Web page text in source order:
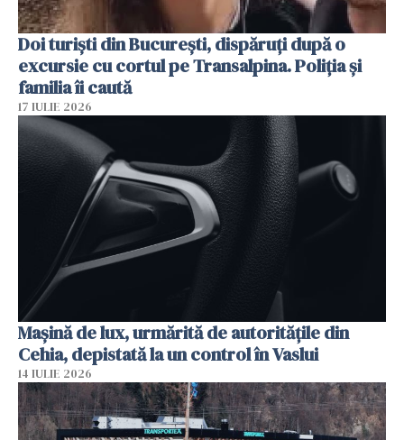
Doi turiști din București, dispăruți după o
excursie cu cortul pe Transalpina. Poliția și
familia îi caută
17 IULIE 2026
Mașină de lux, urmărită de autoritățile din
Cehia, depistată la un control în Vaslui
14 IULIE 2026